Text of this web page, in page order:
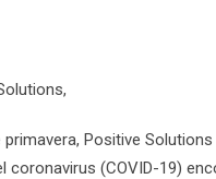
Positive
(COVID-19)